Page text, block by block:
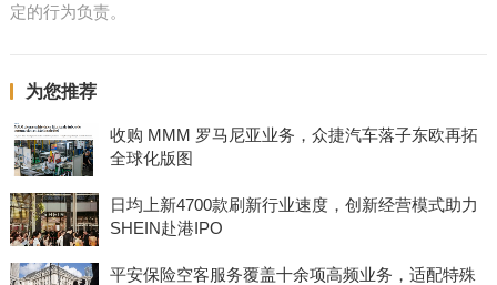
定的行为负责。
为您推荐
收购 MMM 罗马尼亚业务，众捷汽车落子东欧再拓
全球化版图
日均上新4700款刷新行业速度，创新经营模式助力
SHEIN赴港IPO
平安保险空客服务覆盖十余项高频业务，适配特殊